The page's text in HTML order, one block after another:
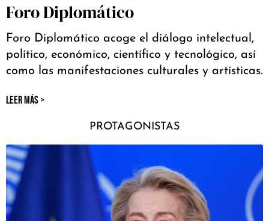
Foro Diplomático
Foro Diplomático acoge el diálogo intelectual,
político, económico, científico y tecnológico, así
como las manifestaciones culturales y artísticas.
LEER MÁS >
PROTAGONISTAS